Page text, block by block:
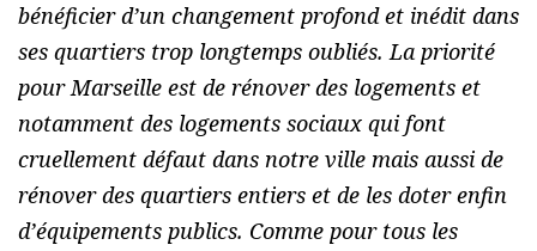
bénéficier d’un changement profond et inédit dans
ses quartiers trop longtemps oubliés. La priorité
pour Marseille est de rénover des logements et
notamment des logements sociaux qui font
cruellement défaut dans notre ville mais aussi de
rénover des quartiers entiers et de les doter enfin
d’équipements publics. Comme pour tous les